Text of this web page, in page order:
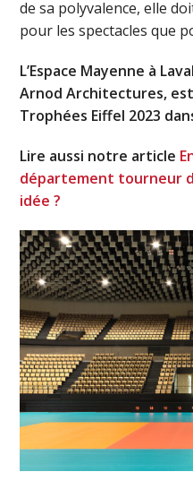
de sa polyvalence, elle
pour les spectacles que
L’Espace Mayenne à
Arnod Architectures,
Trophées Eiffel 2023
Lire aussi notre article
département tourneur
idée ?